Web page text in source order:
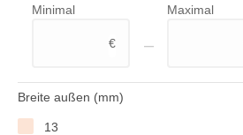
WAS Germany
Minimal
€ –
Maximal
Breite außen (mm)
13